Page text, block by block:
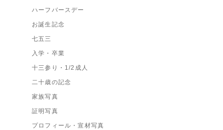
ハーフバースデー
お誕生記念
七五三
入学・卒業
十三参り・1/2成人
二十歳の記念
家族写真
証明写真
プロフィール・宣材写真